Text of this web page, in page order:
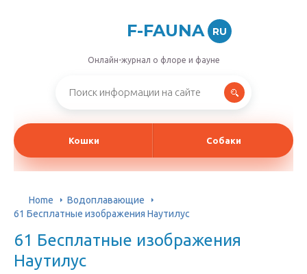
F-FAUNA RU
Онлайн-журнал о флоре и фауне
Кошки Собаки
Home
Водоплавающие
61 Бесплатные изображения Наутилус
61 Бесплатные изображения
Наутилус